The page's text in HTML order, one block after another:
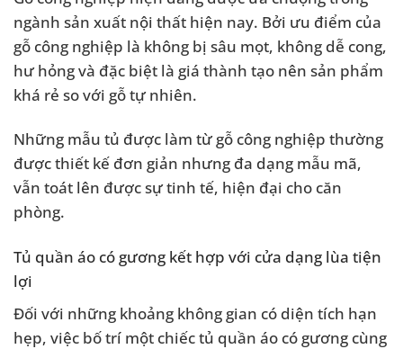
ngành sản xuất nội thất hiện nay. Bởi ưu điểm của
gỗ công nghiệp là không bị sâu mọt, không dễ cong,
hư hỏng và đặc biệt là giá thành tạo nên sản phẩm
khá rẻ so với gỗ tự nhiên.
Những mẫu tủ được làm từ gỗ công nghiệp thường
được thiết kế đơn giản nhưng đa dạng mẫu mã,
vẫn toát lên được sự tinh tế, hiện đại cho căn
phòng.
Tủ quần áo có gương kết hợp với cửa dạng lùa tiện
lợi
Đối với những khoảng không gian có diện tích hạn
hẹp, việc bố trí một chiếc tủ quần áo có gương cùng